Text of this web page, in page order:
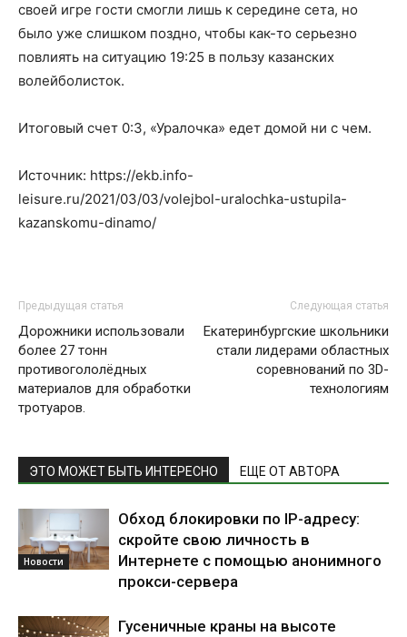
своей игре гости смогли лишь к середине сета, но
было уже слишком поздно, чтобы как-то серьезно
повлиять на ситуацию 19:25 в пользу казанских
волейболисток.
Итоговый счет 0:3, «Уралочка» едет домой ни с чем.
Источник: https://ekb.info-
leisure.ru/2021/03/03/volejbol-uralochka-ustupila-
kazanskomu-dinamo/
Предыдущая статья
Дорожники использовали
более 27 тонн
противогололёдных
материалов для обработки
тротуаров.
Следующая статья
Екатеринбургские школьники
стали лидерами областных
соревнований по 3D-
технологиям
ЭТО МОЖЕТ БЫТЬ ИНТЕРЕСНО ЕЩЕ ОТ АВТОРА
Новости
Обход блокировки по IP-адресу:
скройте свою личность в
Интернете с помощью анонимного
прокси-сервера
Гусеничные краны на высоте